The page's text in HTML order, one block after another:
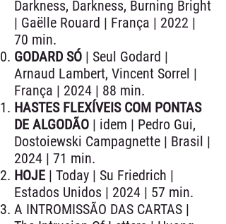
Darkness, Darkness, Burning Bright
| Gaëlle Rouard | França | 2022 |
70 min.
GODARD SÓ | Seul Godard |
Arnaud Lambert, Vincent Sorrel |
França | 2024 | 88 min.
HASTES FLEXÍVEIS COM PONTAS
DE ALGODÃO | idem | Pedro Gui,
Dostoiewski Campagnette | Brasil |
2024 | 71 min.
HOJE | Today | Su Friedrich |
Estados Unidos | 2024 | 57 min.
A INTROMISSÃO DAS CARTAS |